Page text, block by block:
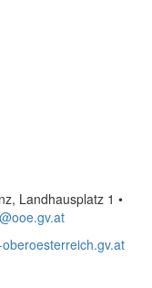
Landhausplatz 1 •